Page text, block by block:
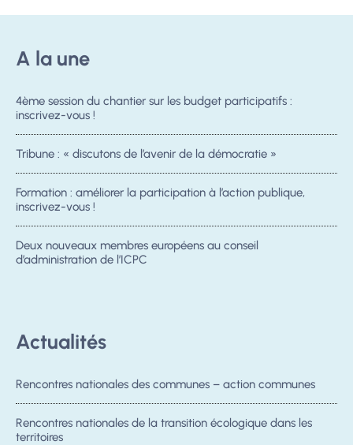
A la une
4ème session du chantier sur les budget participatifs :
inscrivez-vous !
Tribune : « discutons de l’avenir de la démocratie »
Formation : améliorer la participation à l’action publique,
inscrivez-vous !
Deux nouveaux membres européens au conseil
d’administration de l’ICPC
Actualités
Rencontres nationales des communes – action communes
Rencontres nationales de la transition écologique dans les
territoires